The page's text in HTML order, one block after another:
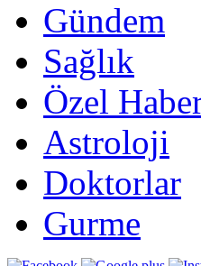
Gündem
Sağlık
Özel
Astroloji
Doktorlar
Gurme